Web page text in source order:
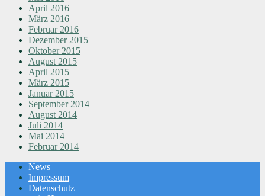
April 2016
März 2016
Februar 2016
Dezember 2015
Oktober 2015
August 2015
April 2015
März 2015
Januar 2015
September 2014
August 2014
Juli 2014
Mai 2014
Februar 2014
News
Impressum
Datenschutz